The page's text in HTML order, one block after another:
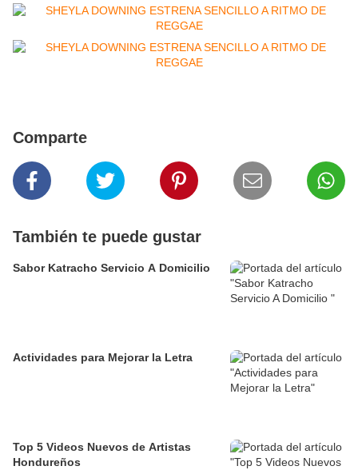
Comparte
También te puede gustar
Sabor Katracho Servicio A Domicilio
Actividades para Mejorar la Letra
Top 5 Videos Nuevos de Artistas
Hondureños